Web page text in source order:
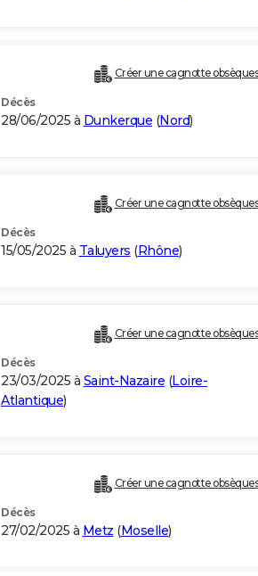
Créer une cagnotte obsèques
Décès
28/06/2025 à Dunkerque (Nord)
Créer une cagnotte obsèques
Décès
15/05/2025 à Taluyers (Rhône)
Créer une cagnotte obsèques
Décès
23/03/2025 à Saint-Nazaire (Loire-
Atlantique)
Créer une cagnotte obsèques
Décès
27/02/2025 à Metz (Moselle)